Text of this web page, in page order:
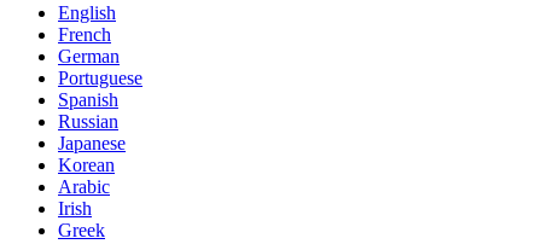
English
French
German
Portuguese
Spanish
Russian
Japanese
Korean
Arabic
Irish
Greek